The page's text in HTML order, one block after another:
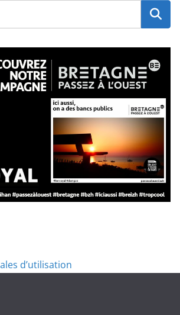
d’utilisation